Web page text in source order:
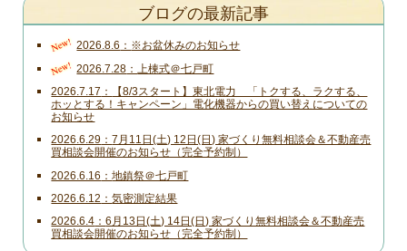
ブログの最新記事
New! 2026.8.6 ※お盆休みのお知らせ
New! 2026.7.28 上棟式＠七戸町
2026.7.17
【8/3スタート】東北電力 「トクする、ラクする、
ホッとする！キャンペーン」電化機器からの買い替えについての
お知らせ
2026.6.29
7月11日(土) 12日(日) 家づくり無料相談会＆不動産売
買相談会開催のお知らせ（完全予約制）
2026.6.16 地鎮祭＠七戸町
2026.6.12 気密測定結果
2026.6.4
6月13日(土) 14日(日) 家づくり無料相談会＆不動産売
買相談会開催のお知らせ（完全予約制）